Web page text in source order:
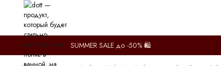
SUMMER SALE до -50% 🛍️